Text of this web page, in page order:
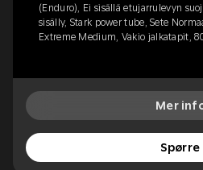
(Enduro), Ei sisällä etujarrulevyn
sisälly, Stark power tube, Sete
Extreme Medium, Vakio jalkatapit,
Mer
Spørre